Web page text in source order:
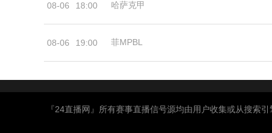
08-06 18:00 哈萨克甲
08-06 19:00 菲MPBL
『24直播网』所有赛事直播信号源均由用户收集或从搜索